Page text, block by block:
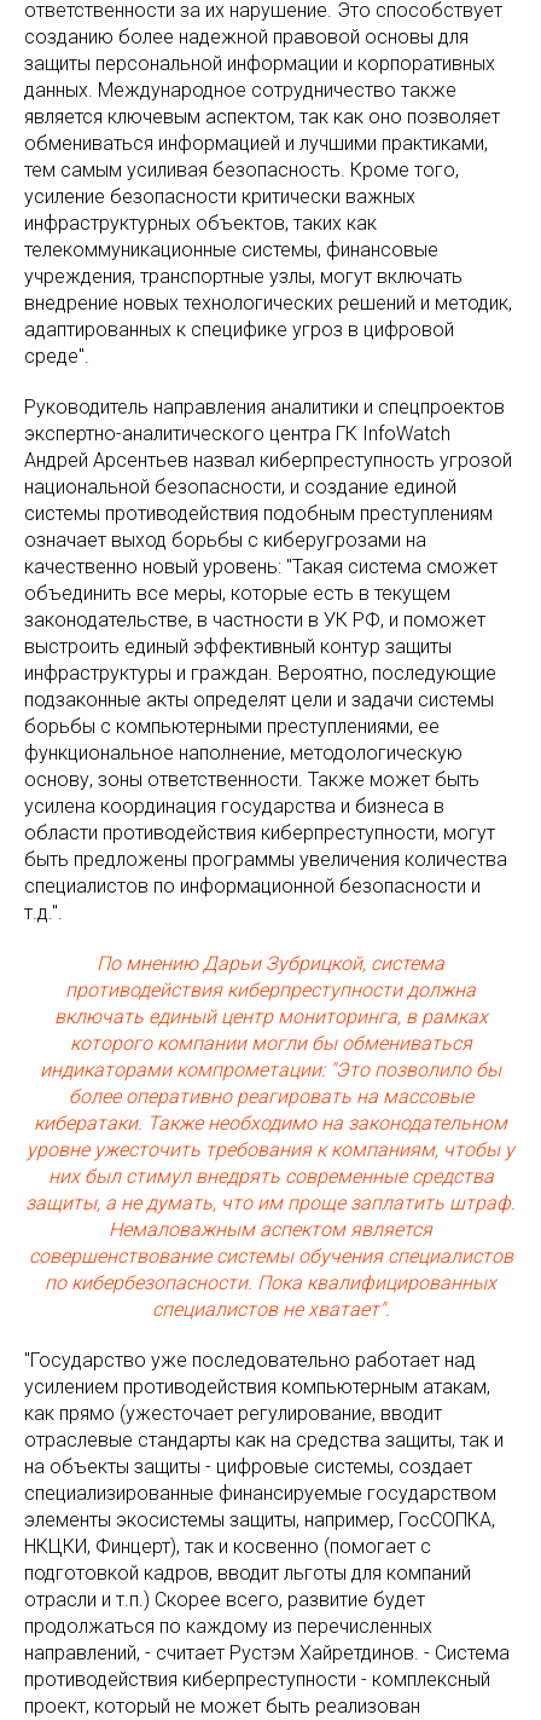
ответственности за их нарушение. Это способствует
созданию более надежной правовой основы для
защиты персональной информации и корпоративных
данных. Международное сотрудничество также
является ключевым аспектом, так как оно позволяет
обмениваться информацией и лучшими практиками,
тем самым усиливая безопасность. Кроме того,
усиление безопасности критически важных
инфраструктурных объектов, таких как
телекоммуникационные системы, финансовые
учреждения, транспортные узлы, могут включать
внедрение новых технологических решений и методик,
адаптированных к специфике угроз в цифровой
среде".
Руководитель направления аналитики и спецпроектов
экспертно-аналитического центра ГК InfoWatch
Андрей Арсентьев назвал киберпреступность угрозой
национальной безопасности, и создание единой
системы противодействия подобным преступлениям
означает выход борьбы с киберугрозами на
качественно новый уровень: "Такая система сможет
объединить все меры, которые есть в текущем
законодательстве, в частности в УК РФ, и поможет
выстроить единый эффективный контур защиты
инфраструктуры и граждан. Вероятно, последующие
подзаконные акты определят цели и задачи системы
борьбы с компьютерными преступлениями, ее
функциональное наполнение, методологическую
основу, зоны ответственности. Также может быть
усилена координация государства и бизнеса в
области противодействия киберпреступности, могут
быть предложены программы увеличения количества
специалистов по информационной безопасности и
т.д.".
По мнению Дарьи Зубрицкой, система
противодействия киберпреступности должна
включать единый центр мониторинга, в рамках
которого компании могли бы обмениваться
индикаторами компрометации: "Это позволило бы
более оперативно реагировать на массовые
кибератаки. Также необходимо на законодательном
уровне ужесточить требования к компаниям, чтобы у
них был стимул внедрять современные средства
защиты, а не думать, что им проще заплатить штраф.
Немаловажным аспектом является
совершенствование системы обучения специалистов
по кибербезопасности. Пока квалифицированных
специалистов не хватает".
"Государство уже последовательно работает над
усилением противодействия компьютерным атакам,
как прямо (ужесточает регулирование, вводит
отраслевые стандарты как на средства защиты, так и
на объекты защиты - цифровые системы, создает
специализированные финансируемые государством
элементы экосистемы защиты, например, ГосСОПКА,
НКЦКИ, Финцерт), так и косвенно (помогает с
подготовкой кадров, вводит льготы для компаний
отрасли и т.п.) Скорее всего, развитие будет
продолжаться по каждому из перечисленных
направлений, - считает Рустэм Хайретдинов. - Система
противодействия киберпреступности - комплексный
проект, который не может быть реализован